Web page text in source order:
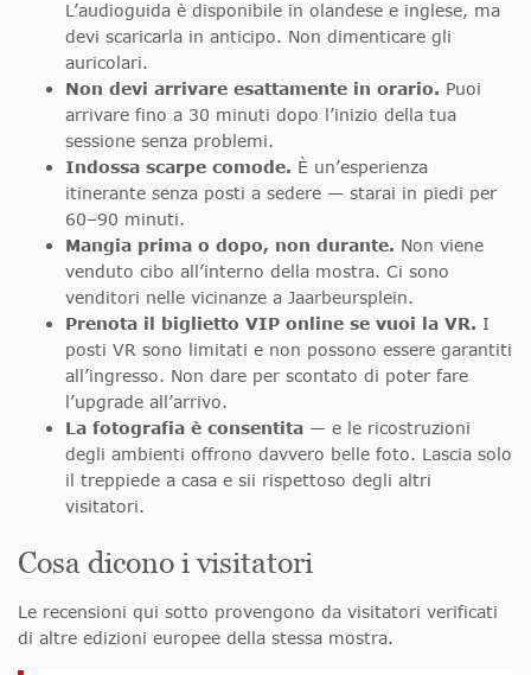
L’audioguida è disponibile in olandese e inglese, ma
devi scaricarla in anticipo. Non dimenticare gli
auricolari.
Non devi arrivare esattamente in orario. Puoi
arrivare fino a 30 minuti dopo l’inizio della tua
sessione senza problemi.
Indossa scarpe comode. È un’esperienza
itinerante senza posti a sedere — starai in piedi per
60–90 minuti.
Mangia prima o dopo, non durante. Non viene
venduto cibo all’interno della mostra. Ci sono
venditori nelle vicinanze a Jaarbeursplein.
Prenota il biglietto VIP online se vuoi la VR. I
posti VR sono limitati e non possono essere garantiti
all’ingresso. Non dare per scontato di poter fare
l’upgrade all’arrivo.
La fotografia è consentita — e le ricostruzioni
degli ambienti offrono davvero belle foto. Lascia solo
il treppiede a casa e sii rispettoso degli altri
visitatori.
Cosa dicono i visitatori
Le recensioni qui sotto provengono da visitatori verificati
di altre edizioni europee della stessa mostra.